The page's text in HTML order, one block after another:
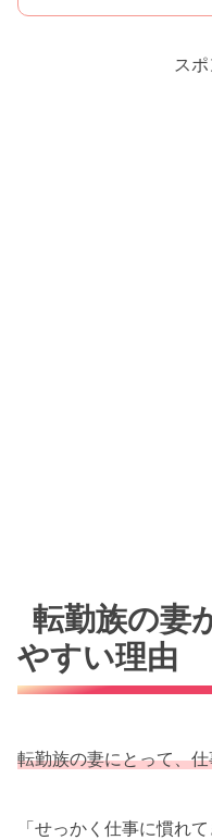
ス
転勤族の妻
やすい理由
転勤族の妻にとって、
「せっかく仕事に慣れ